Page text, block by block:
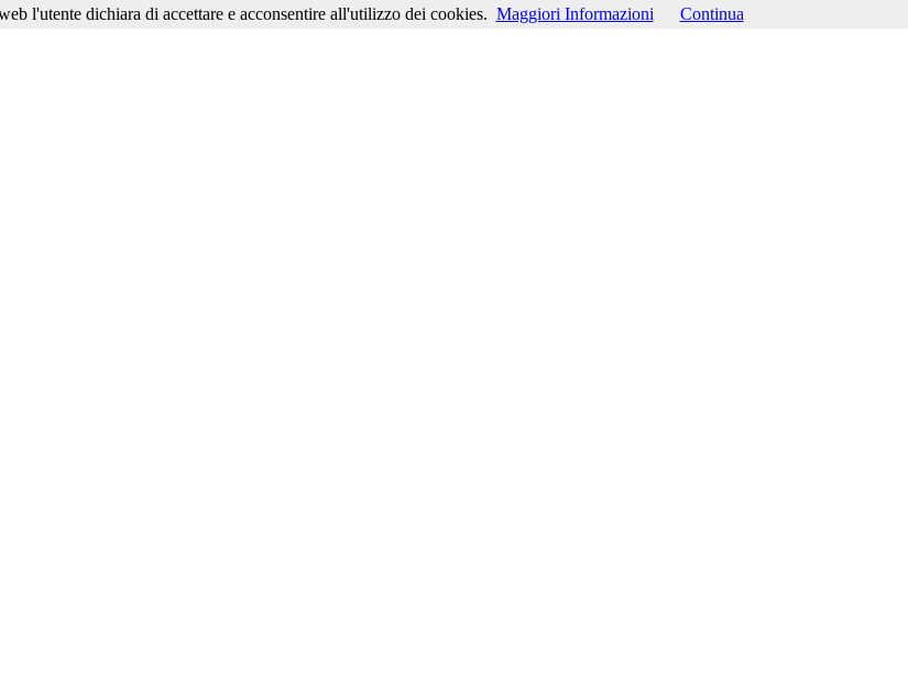
l'utente dichiara di accettare e acconsentire all'utilizzo dei cookies. Maggiori Informazioni Continua